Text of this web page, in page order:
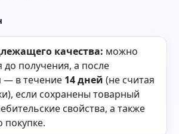
качества: можно
до получения, а после
— в течение 14 дней (не считая
если сохранены товарный
свойства, а также
покупке.